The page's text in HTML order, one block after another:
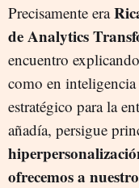
Precisamente era
de Analytics
encuentro
como en
estratégico para la
añadía, persigue
ofrecemos a